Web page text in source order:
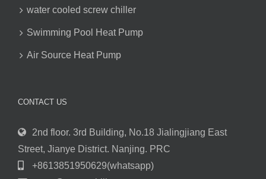
water cooled screw chiller
Swimming Pool Heat Pump
Air Source Heat Pump
CONTACT US
2nd floor. 3rd Building, No.18 Jialingjiang East
Street, Jianye District. Nanjing. PRC
+8613851950629(whatsapp)